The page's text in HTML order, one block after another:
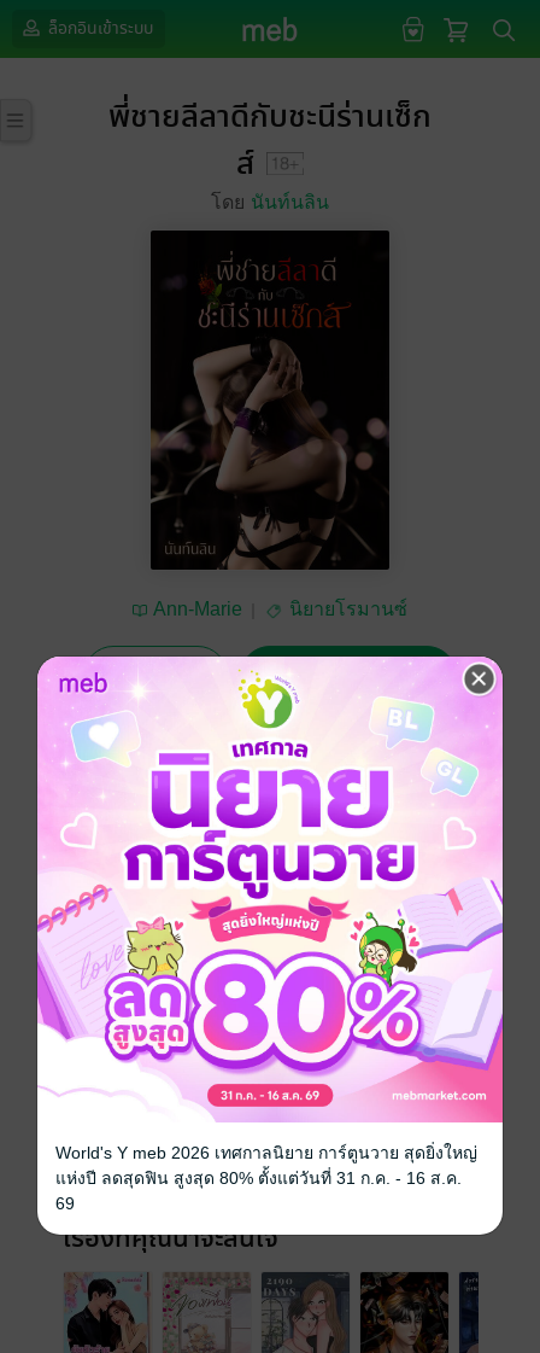
ล็อกอินเข้าระบบ
พี่ชายลีลาดีกับชะนีร่านเซ็ก
ส์
โดย นันท์นลิน
Ann-Marie นิยายโรมานซ์
ทดลองอ่าน
1 Rating
อยากได้ ซื้อเป็นของขวัญ ติดตาม แชร์
โรมานซ์ โรแมนติก 18+ ตบจูบ อีโรติก
ประเภทไฟล์ pdf, epub(สารบัญ)
วันที่วางขาย 18 กุมภาพันธ์ 2566
173 หน้า (≈ 43,376 คำ)
ราคาปก 119 บาท
เรื่องที่คุณน่าจะสนใจ
World's Y meb 2026 เทศกาลนิยาย การ์ตูนวาย สุดยิ่งใหญ่
แห่งปี ลดสุดฟิน สูงสุด 80% ตั้งแต่วันที่ 31 ก.ค. - 16 ส.ค.
69